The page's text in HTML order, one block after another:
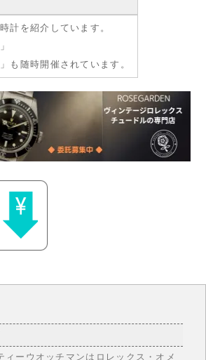
計を紹介しています。
」
も随時開催されています。
ィーウオッチマンはロレックス・オメ